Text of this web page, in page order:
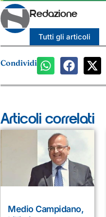
Redazione
Tutti gli articoli
Condividi
Articoli correlati
Medio Campidano,